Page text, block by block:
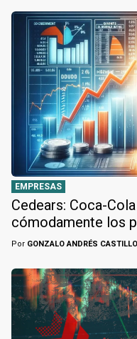
EMPRESAS
Cedears: Coca-
cómodamente los
Por GONZALO ANDRÉS CASTILLO